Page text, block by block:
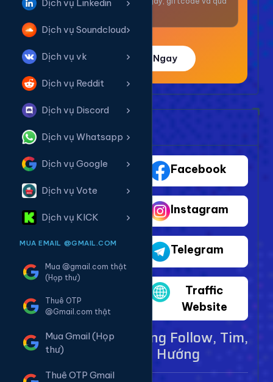
Dịch vụ Linkedin
Dịch vụ Soundcloud
Dịch vụ vk
Dịch vụ Reddit
Dịch vụ Discord
Dịch vụ Whatsapp
Dịch vụ Google
Dịch vụ Vote
Dịch vụ KICK
MUA EMAIL @GMAIL.COM
Mua @gmail.com thật
(Họp thư)
Thuê OTP
@Gmail.com thật
Mua Gmail (Họp
thư)
Thuê OTP Gmail
Trải Nghiệm Ngay
TikTok Facebook
Instagram
Shopee Telegram
Traffic
Website
Dịch Vụ TikTok - Tăng Follow, Tim,
View Lên Xu Hướng